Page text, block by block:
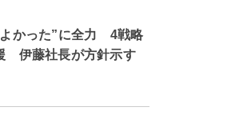
かった”に全力 4戦略
伊藤社長が方針示す